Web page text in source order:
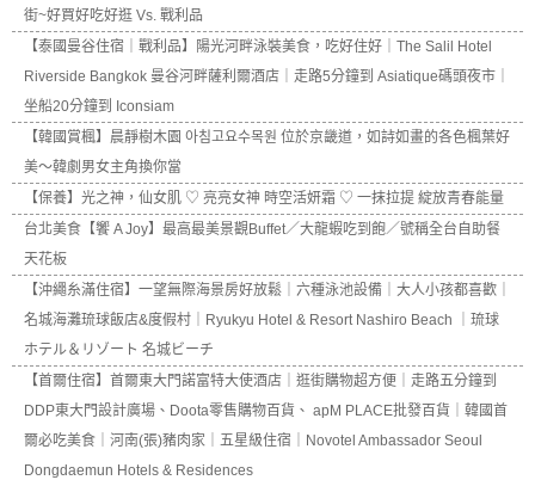
街~好買好吃好逛 Vs. 戰利品
【泰國曼谷住宿｜戰利品】陽光河畔泳裝美食，吃好住好｜The Salil Hotel
Riverside Bangkok 曼谷河畔薩利爾酒店｜走路5分鐘到 Asiatique碼頭夜市｜
坐船20分鐘到 Iconsiam
【韓國賞楓】晨靜樹木園 아침고요수목원 位於京畿道，如詩如畫的各色楓葉好
美～韓劇男女主角換你當
【保養】光之神，仙女肌 ♡ 亮亮女神 時空活妍霜 ♡ 一抹拉提 綻放青春能量
台北美食【饗 A Joy】最高最美景觀Buffet／大龍蝦吃到飽／號稱全台自助餐
天花板
【沖繩糸滿住宿】一望無際海景房好放鬆｜六種泳池設備｜大人小孩都喜歡｜
名城海灘琉球飯店&度假村｜Ryukyu Hotel & Resort Nashiro Beach ｜琉球
ホテル＆リゾート 名城ビーチ
【首爾住宿】首爾東大門諾富特大使酒店｜逛街購物超方便｜走路五分鐘到
DDP東大門設計廣場、Doota零售購物百貨、 apM PLACE批發百貨｜韓國首
爾必吃美食｜河南(張)豬肉家｜五星級住宿｜Novotel Ambassador Seoul
Dongdaemun Hotels & Residences